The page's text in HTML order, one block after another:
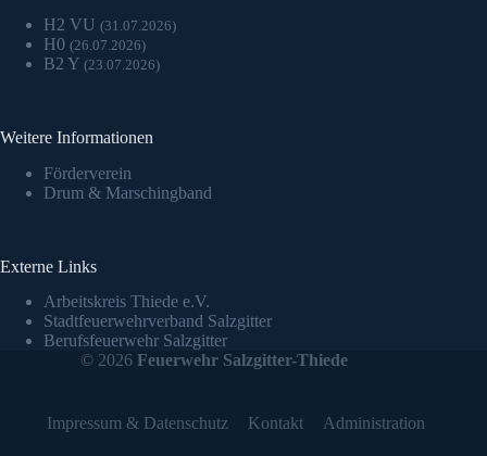
H2 VU (31.07.2026)
H0 (26.07.2026)
B2 Y (23.07.2026)
Weitere Informationen
Förderverein
Drum & Marschingband
Externe Links
Arbeitskreis Thiede e.V.
Stadtfeuerwehrverband Salzgitter
Berufsfeuerwehr Salzgitter
© 2026Feuerwehr Salzgitter-Thiede
Impressum & Datenschutz Kontakt Administration